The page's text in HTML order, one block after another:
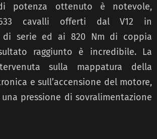
di potenza ottenuto è notevole,
cavalli offerti dal V12 in
di serie ed ai 820 Nm di coppia
raggiunto è incredibile. La
sulla mappatura della
e sull’accensione del motore,
pressione di sovralimentazione